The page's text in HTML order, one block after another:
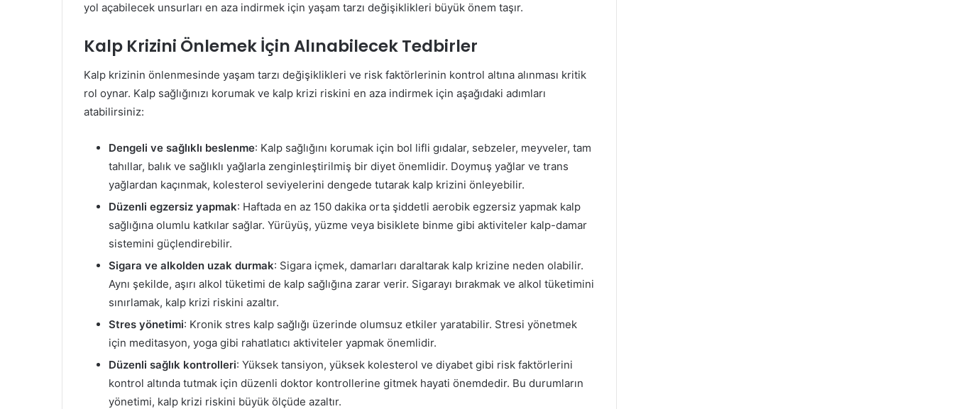
yol açabilecek unsurları en aza indirmek için yaşam tarzı değişiklikleri büyük önem taşır.
Kalp Krizini Önlemek İçin Alınabilecek Tedbirler
Kalp krizinin önlenmesinde yaşam tarzı değişiklikleri ve risk faktörlerinin kontrol altına alınması kritik
rol oynar. Kalp sağlığınızı korumak ve kalp krizi riskini en aza indirmek için aşağıdaki adımları
atabilirsiniz:
Dengeli ve sağlıklı beslenme: Kalp sağlığını korumak için bol lifli gıdalar, sebzeler, meyveler, tam
tahıllar, balık ve sağlıklı yağlarla zenginleştirilmiş bir diyet önemlidir. Doymuş yağlar ve trans
yağlardan kaçınmak, kolesterol seviyelerini dengede tutarak kalp krizini önleyebilir.
Düzenli egzersiz yapmak: Haftada en az 150 dakika orta şiddetli aerobik egzersiz yapmak kalp
sağlığına olumlu katkılar sağlar. Yürüyüş, yüzme veya bisiklete binme gibi aktiviteler kalp-damar
sistemini güçlendirebilir.
Sigara ve alkolden uzak durmak: Sigara içmek, damarları daraltarak kalp krizine neden olabilir.
Aynı şekilde, aşırı alkol tüketimi de kalp sağlığına zarar verir. Sigarayı bırakmak ve alkol tüketimini
sınırlamak, kalp krizi riskini azaltır.
Stres yönetimi: Kronik stres kalp sağlığı üzerinde olumsuz etkiler yaratabilir. Stresi yönetmek
için meditasyon, yoga gibi rahatlatıcı aktiviteler yapmak önemlidir.
Düzenli sağlık kontrolleri: Yüksek tansiyon, yüksek kolesterol ve diyabet gibi risk faktörlerini
kontrol altında tutmak için düzenli doktor kontrollerine gitmek hayati önemdedir. Bu durumların
yönetimi, kalp krizi riskini büyük ölçüde azaltır.